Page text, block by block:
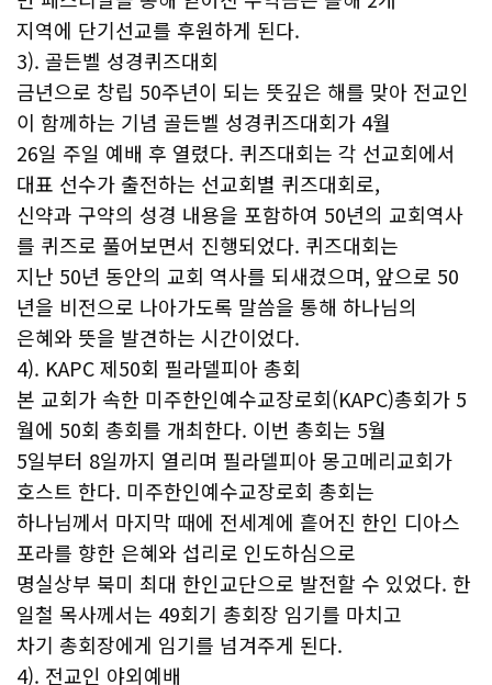
지역에 단기선교를 후원하게 된다.
3). 골든벨 성경퀴즈대회
금년으로 창립 50주년이 되는 뜻깊은 해를 맞아 전교인
이 함께하는 기념 골든벨 성경퀴즈대회가 4월
26일 주일 예배 후 열렸다. 퀴즈대회는 각 선교회에서
대표 선수가 출전하는 선교회별 퀴즈대회로,
신약과 구약의 성경 내용을 포함하여 50년의 교회역사
를 퀴즈로 풀어보면서 진행되었다. 퀴즈대회는
지난 50년 동안의 교회 역사를 되새겼으며, 앞으로 50
년을 비전으로 나아가도록 말씀을 통해 하나님의
은혜와 뜻을 발견하는 시간이었다.
4). KAPC 제50회 필라델피아 총회
본 교회가 속한 미주한인예수교장로회(KAPC)총회가 5
월에 50회 총회를 개최한다. 이번 총회는 5월
5일부터 8일까지 열리며 필라델피아 몽고메리교회가
호스트 한다. 미주한인예수교장로회 총회는
하나님께서 마지막 때에 전세계에 흩어진 한인 디아스
포라를 향한 은혜와 섭리로 인도하심으로
명실상부 북미 최대 한인교단으로 발전할 수 있었다. 한
일철 목사께서는 49회기 총회장 임기를 마치고
차기 총회장에게 임기를 넘겨주게 된다.
4). 전교인 야외예배